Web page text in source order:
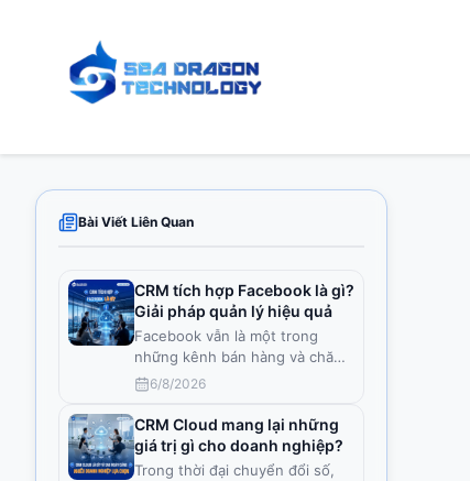
Bài Viết Liên Quan
CRM tích hợp Facebook là gì?
Giải pháp quản lý hiệu quả
Facebook vẫn là một trong
những kênh bán hàng và chăm
sóc kh...
6/8/2026
CRM Cloud mang lại những
giá trị gì cho doanh nghiệp?
Trong thời đại chuyển đổi số,